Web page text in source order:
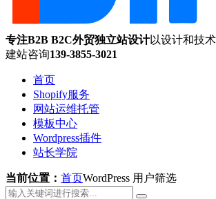
专注B2B B2C外贸独立站设计以设计和技
建站咨询139-3855-3021
首页
Shopify服务
网站运维托管
模板中心
Wordpress插件
站长学院
当前位置： 首页WordPress 用户筛选